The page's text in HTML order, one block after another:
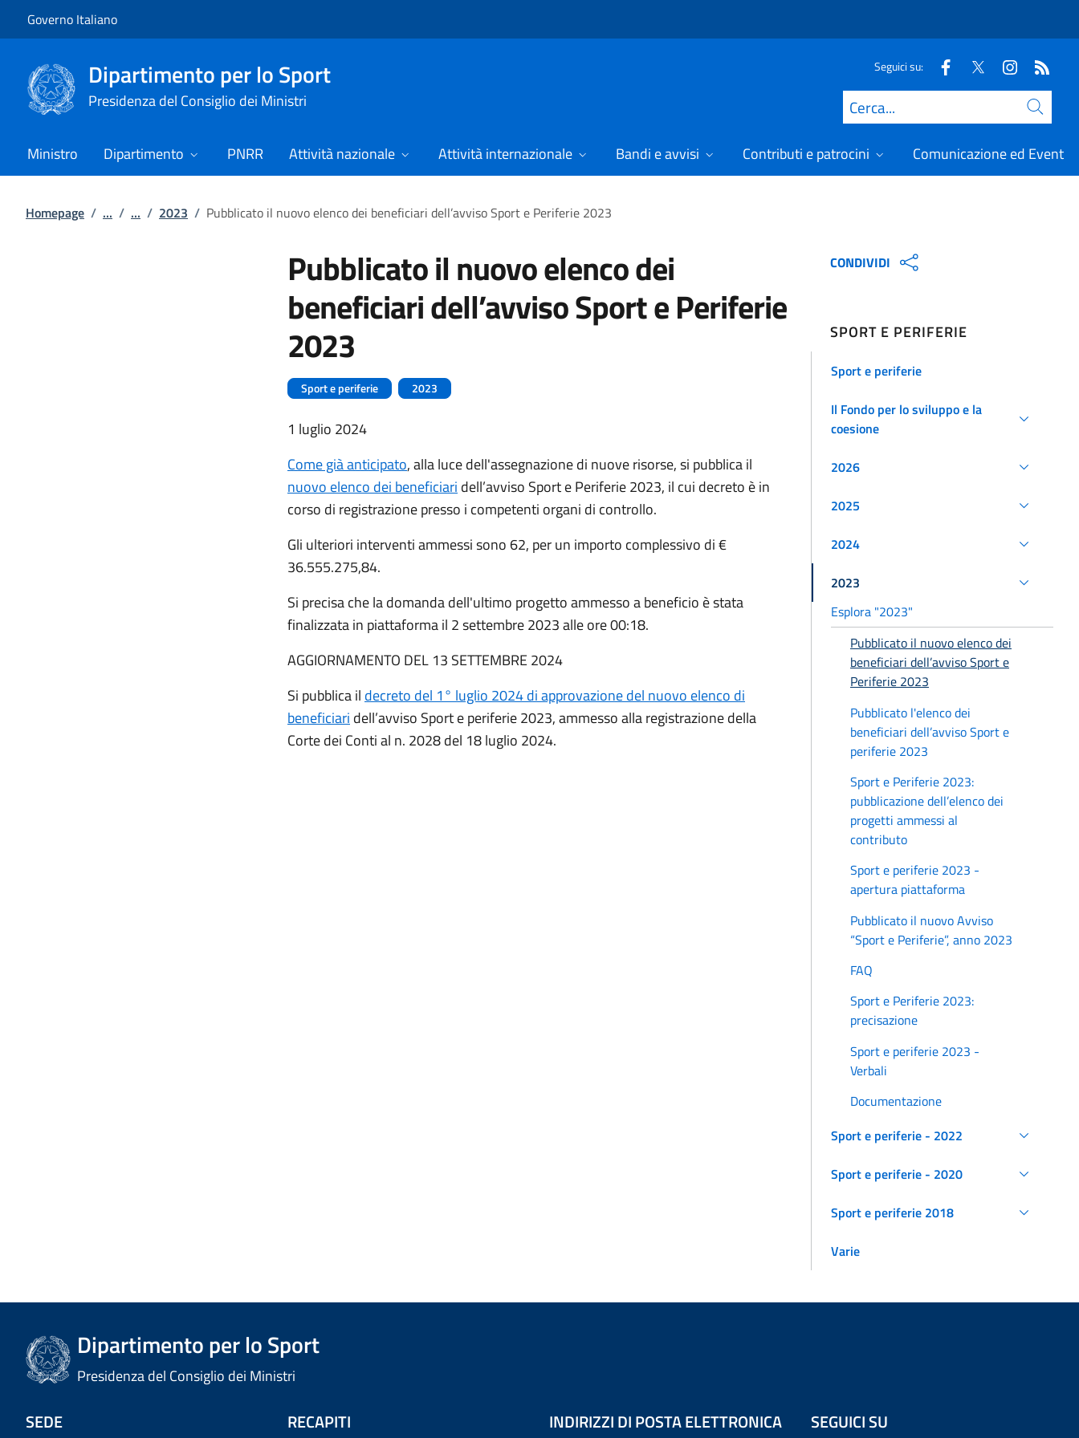
Governo Italiano
Dipartimento per lo Sport
Presidenza del Consiglio dei Ministri
Seguici su:
Cerca
Ministro Dipartimento PNRR Attività nazionale Attività internazionale Bandi e avvisi Contributi e patrocini Comunicazione ed Eventi
Homepage / ... / ... / 2023 / Pubblicato il nuovo elenco dei beneficiari dell’avviso Sport e Periferie 2023
Pubblicato il nuovo elenco dei
beneficiari dell’avviso Sport e Periferie
2023
Sport e periferie 2023
1 luglio 2024
Come già anticipato, alla luce dell'assegnazione di nuove risorse, si pubblica il
nuovo elenco dei beneficiari dell’avviso Sport e Periferie 2023, il cui decreto è in
corso di registrazione presso i competenti organi di controllo.
Gli ulteriori interventi ammessi sono 62, per un importo complessivo di €
36.555.275,84.
Si precisa che la domanda dell'ultimo progetto ammesso a beneficio è stata
finalizzata in piattaforma il 2 settembre 2023 alle ore 00:18.
AGGIORNAMENTO DEL 13 SETTEMBRE 2024
Si pubblica il decreto del 1° luglio 2024 di approvazione del nuovo elenco di
beneficiari dell’avviso Sport e periferie 2023, ammesso alla registrazione della
Corte dei Conti al n. 2028 del 18 luglio 2024.
CONDIVIDI
SPORT E PERIFERIE
Sport e periferie
Il Fondo per lo sviluppo e la
coesione
2026
2025
2024
2023
Esplora "2023"
Pubblicato il nuovo elenco dei
beneficiari dell’avviso Sport e
Periferie 2023
Pubblicato l'elenco dei
beneficiari dell’avviso Sport e
periferie 2023
Sport e Periferie 2023:
pubblicazione dell’elenco dei
progetti ammessi al
contributo
Sport e periferie 2023 -
apertura piattaforma
Pubblicato il nuovo Avviso
“Sport e Periferie”, anno 2023
FAQ
Sport e Periferie 2023:
precisazione
Sport e periferie 2023 -
Verbali
Documentazione
Sport e periferie - 2022
Sport e periferie - 2020
Sport e periferie 2018
Varie
Dipartimento per lo Sport
Presidenza del Consiglio dei Ministri
SEDE RECAPITI INDIRIZZI DI POSTA ELETTRONICA SEGUICI SU